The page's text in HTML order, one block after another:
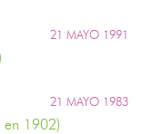
21 MAYO 1991
21 MAYO 1983
en 1902)